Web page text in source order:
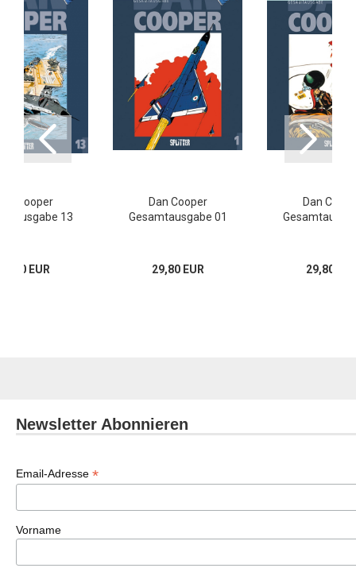
Cooper
13
EUR
Dan Cooper
Gesamtausgabe 01
29,80 EUR
Dan
29,80
Newsletter Abonnieren
Email-Adresse *
Vorname